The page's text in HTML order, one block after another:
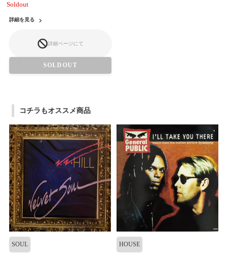
Soldout
詳細を見る
詳細ページにて
SOLDOUT
コチラもオススメ商品
SOUL HOUSE